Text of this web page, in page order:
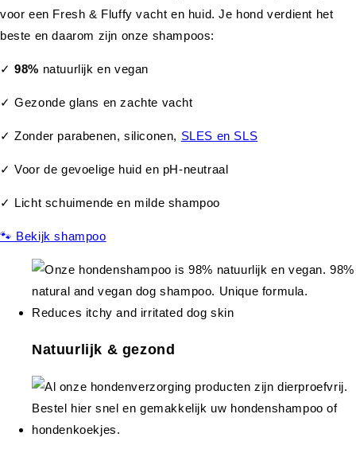
voor een Fresh & Fluffy vacht en huid. Je hond verdient het
beste en daarom zijn onze shampoos:
✓98% natuurlijk en vegan
✓ Gezonde glans en zachte vacht
✓ Zonder parabenen, siliconen, SLES en SLS
✓ Voor de gevoelige huid en pH-neutraal
✓ Licht schuimende en milde shampoo
🐾 Bekijk shampoo
Natuurlijk & gezond